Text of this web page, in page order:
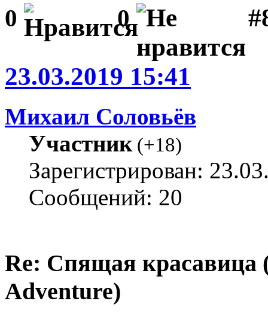
0 0
23.03.2019 15:41
Михаил Соловьёв
Участник(+18)
Зарегистрирован:
Сообщений: 20
Re: Спящая красавица
Adventure)